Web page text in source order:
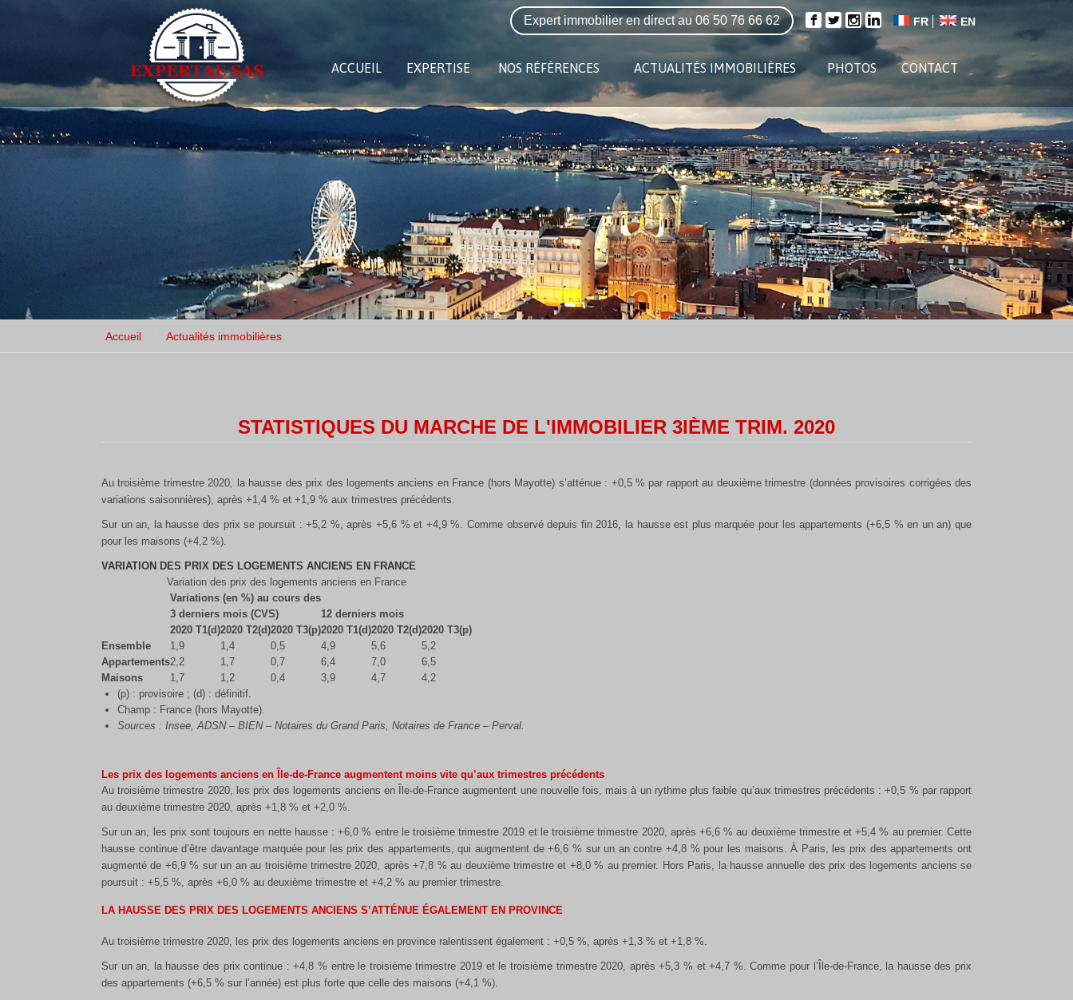
FR EN
Expert immobilier en direct au 06 50 76 66 62
ACCUEIL EXPERTISE NOS RÉFÉRENCES ACTUALITÉS IMMOBILIÈRES PHOTOS CONTACT
Accueil Actualités immobilières
STATISTIQUES DU MARCHE DE L'IMMOBILIER 3IÈME TRIM. 2020
Au troisième trimestre 2020, la hausse des prix des logements anciens en France (hors Mayotte) s’atténue : +0,5 % par rapport au deuxième trimestre (données provisoires corrigées des
variations saisonnières), après +1,4 % et +1,9 % aux trimestres précédents.
Sur un an, la hausse des prix se poursuit : +5,2 %, après +5,6 % et +4,9 %. Comme observé depuis fin 2016, la hausse est plus marquée pour les appartements (+6,5 % en un an) que
pour les maisons (+4,2 %).
VARIATION DES PRIX DES LOGEMENTS ANCIENS EN FRANCE
Variation des prix des logements anciens en France
Variations (en %) au cours des
3 derniers mois (CVS)
12 derniers mois
2020 T1(d)2020 T2(d)2020 T3(p)2020 T1(d)2020 T2(d)2020 T3(p)
Ensemble
1,9 1,4 0,5 4,9 5,6
5,2
Appartements2,2 1,7 0,7 6,4 7,0
6,5
Maisons
1,7 1,2 0,4 3,9 4,7
4,2
(p) : provisoire ; (d) : définitif.
Champ : France (hors Mayotte).
Sources : Insee, ADSN – BIEN – Notaires du Grand Paris, Notaires de France – Perval.
Les prix des logements anciens en Île-de-France augmentent moins vite qu’aux trimestres précédents
Au troisième trimestre 2020, les prix des logements anciens en Île-de-France augmentent une nouvelle fois, mais à un rythme plus faible qu’aux trimestres précédents : +0,5 % par rapport
au deuxième trimestre 2020, après +1,8 % et +2,0 %.
Sur un an, les prix sont toujours en nette hausse : +6,0 % entre le troisième trimestre 2019 et le troisième trimestre 2020, après +6,6 % au deuxième trimestre et +5,4 % au premier. Cette
hausse continue d’être davantage marquée pour les prix des appartements, qui augmentent de +6,6 % sur un an contre +4,8 % pour les maisons. À Paris, les prix des appartements ont
augmenté de +6,9 % sur un an au troisième trimestre 2020, après +7,8 % au deuxième trimestre et +8,0 % au premier. Hors Paris, la hausse annuelle des prix des logements anciens se
poursuit : +5,5 %, après +6,0 % au deuxième trimestre et +4,2 % au premier trimestre.
LA HAUSSE DES PRIX DES LOGEMENTS ANCIENS S’ATTÉNUE ÉGALEMENT EN PROVINCE
Au troisième trimestre 2020, les prix des logements anciens en province ralentissent également : +0,5 %, après +1,3 % et +1,8 %.
Sur un an, la hausse des prix continue : +4,8 % entre le troisième trimestre 2019 et le troisième trimestre 2020, après +5,3 % et +4,7 %. Comme pour l’Île-de-France, la hausse des prix
des appartements (+6,5 % sur l’année) est plus forte que celle des maisons (+4,1 %).